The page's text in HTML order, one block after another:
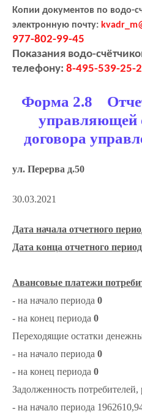
Копии документов по водо-
электронную почту:
977-802-99-45
Показания водо-
телефону: 8-495-539-25-
Форма 2.8
управляющей
договора
ул. Перерва д.50
30.03.2021
Дата начала отчетного
Дата конца отчетного
Авансовые платежи
- на начало периода 0
- на конец периода 0
Переходящие остатки
- на начало периода 0
- на конец периода 0
Задолженность потребителей,
- на начало периода